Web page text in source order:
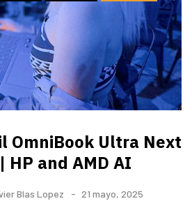
OmniBook Ultra ​Next
HP and AMD AI
Blas Lopez 21 mayo, 2025